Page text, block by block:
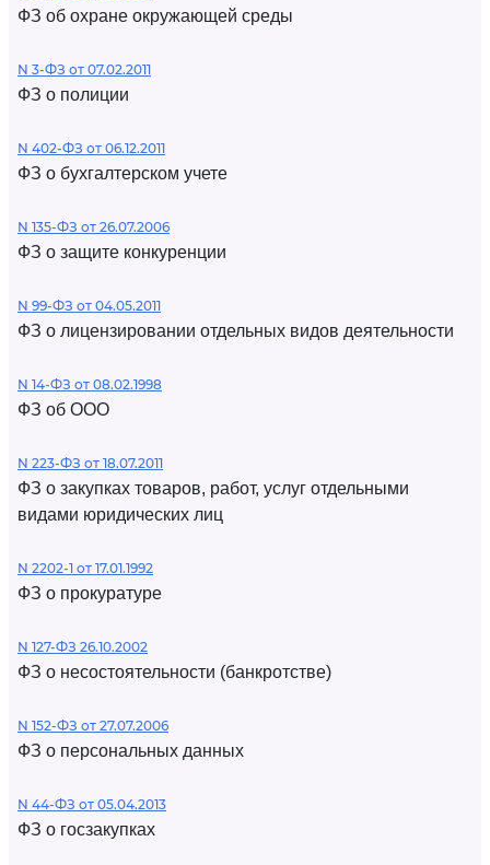
ФЗ об охране окружающей среды
N 3-ФЗ от 07.02.2011
ФЗ о полиции
N 402-ФЗ от 06.12.2011
ФЗ о бухгалтерском учете
N 135-ФЗ от 26.07.2006
ФЗ о защите конкуренции
N 99-ФЗ от 04.05.2011
ФЗ о лицензировании отдельных видов деятельности
N 14-ФЗ от 08.02.1998
ФЗ об ООО
N 223-ФЗ от 18.07.2011
ФЗ о закупках товаров, работ, услуг отдельными
видами юридических лиц
N 2202-1 от 17.01.1992
ФЗ о прокуратуре
N 127-ФЗ 26.10.2002
ФЗ о несостоятельности (банкротстве)
N 152-ФЗ от 27.07.2006
ФЗ о персональных данных
N 44-ФЗ от 05.04.2013
ФЗ о госзакупках